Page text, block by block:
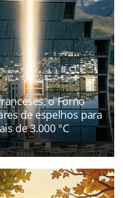
o Forno
de espelhos para
de 3.000 °C